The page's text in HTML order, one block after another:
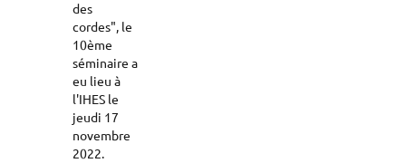
des
cordes", le
10ème
séminaire a
eu lieu à
l'IHES le
jeudi 17
novembre
2022.